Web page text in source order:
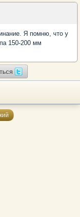
Я помню, что у
150-200 мм